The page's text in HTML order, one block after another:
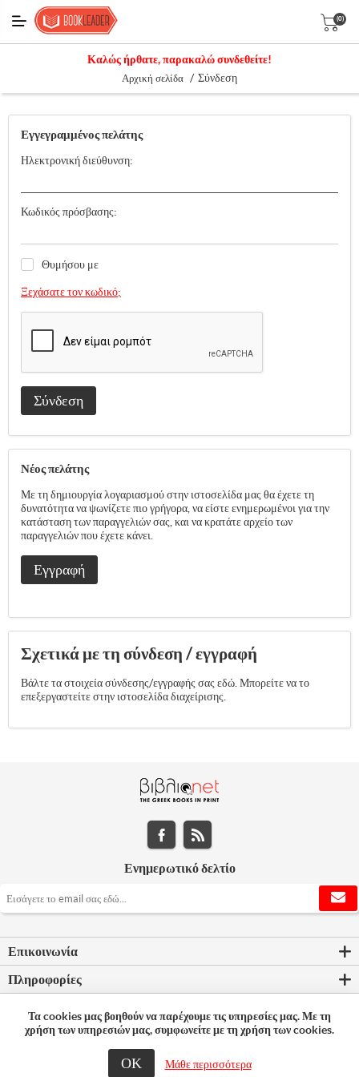
(0)
Καλώς ήρθατε, παρακαλώ συνδεθείτε!
Αρχική σελίδα / Σύνδεση
Εγγεγραμμένος πελάτης
Ηλεκτρονική διεύθυνση:
Κωδικός πρόσβασης:
Θυμήσου με
Ξεχάσατε τον κωδικό;
Σύνδεση
Νέος πελάτης
Με τη δημιουργία λογαριασμού στην ιστοσελίδα μας θα έχετε τη
δυνατότητα να ψωνίζετε πιο γρήγορα, να είστε ενημερωμένοι για την
κατάσταση των παραγγελιών σας, και να κρατάτε αρχείο των
παραγγελιών που έχετε κάνει.
Εγγραφή
Σχετικά με τη σύνδεση / εγγραφή
Βάλτε τα στοιχεία σύνδεσης/εγγραφής σας εδώ. Μπορείτε να το
επεξεργαστείτε στην ιστοσελίδα διαχείρισης.
Ενημερωτικό δελτίο
Επικοινωνία
Πληροφορίες
Ο λογαριασμός μου
© 2026 Bookleader
Τα cookies μας βοηθούν να παρέχουμε τις υπηρεσίες μας. Με τη
χρήση των υπηρεσιών μας, συμφωνείτε με τη χρήση των cookies.
ΟΚ Μάθε περισσότερα